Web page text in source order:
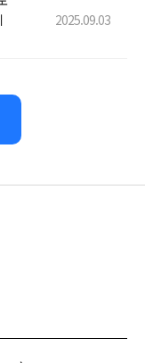
2025.09.03